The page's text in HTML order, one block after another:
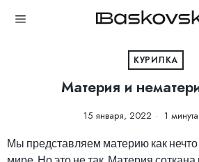
КУРИЛКА
Материя и
15 января, 2022 1
Мы представляем материю как